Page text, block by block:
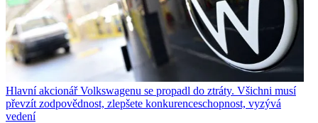
Hlavní akcionář Volkswagenu se propadl do ztráty. Všichni musí
převzít zodpovědnost, zlepšete konkurenceschopnost, vyzývá
vedení